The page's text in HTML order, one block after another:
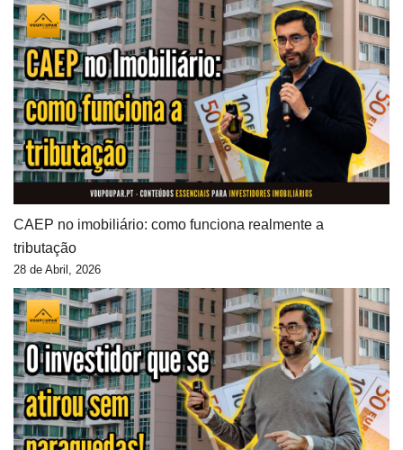
CAEP no imobiliário: como funciona realmente a
tributação
28 de Abril, 2026